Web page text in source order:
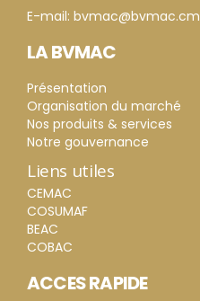
E-mail: bvmac@bvmac.cm
LA BVMAC
Présentation
Organisation du marché
Nos produits & services
Notre gouvernance
Liens utiles
CEMAC
COSUMAF
BEAC
COBAC
ACCES RAPIDE